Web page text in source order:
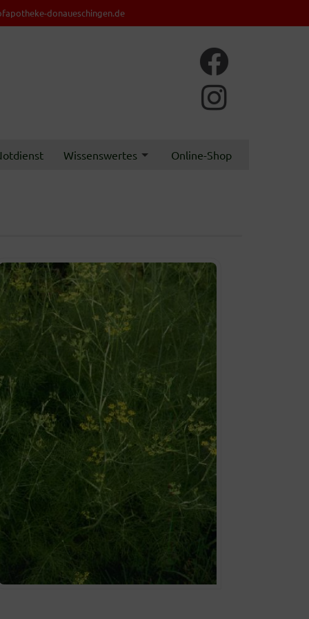
donaueschingen.de
Wissenswertes Online-Shop